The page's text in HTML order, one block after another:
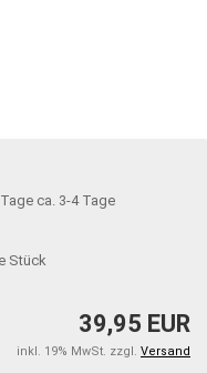
ca. 3-4 Tage
Stück
39,95 EUR
inkl. 19% MwSt. zzgl. Versand